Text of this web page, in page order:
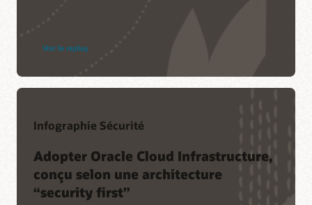
Voir le replay
Infographie Sécurité
Adopter Oracle Cloud Infrastructure,
conçu selon une architecture
“security first”